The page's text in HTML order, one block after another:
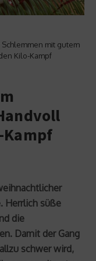
Schlemmen mit gutem
Kilo-Kampf
Kampf
Herrlich süße
die
Damit der Gang
schwer wird,